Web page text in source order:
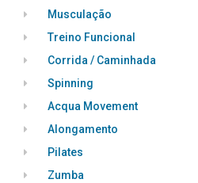
Musculação
Treino Funcional
Corrida / Caminhada
Spinning
Acqua Movement
Alongamento
Pilates
Zumba